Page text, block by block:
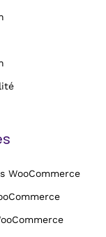
WooCommerce